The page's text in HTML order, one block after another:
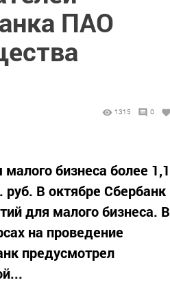
ПАО
1315 0
бизнеса более 1,1
В октябре Сбербанк
для малого бизнеса. В
на проведение
предусмотрел